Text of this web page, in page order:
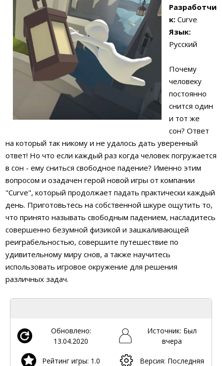
Разработчи
к: Curve
Язык:
Русский
Почему
человеку
постоянно
снится один
и тот же
сон? Ответ
на который так никому и не удалось дать уверенный
ответ! Но что если каждый раз когда человек погружается
в сон - ему сниться свободное падение? Именно этим
вопросом и озадачен герой новой игры от компании
"Curve", который продолжает падать практически каждый
день. Приготовьтесь на собственной шкуре ощутить то,
что принято называть свободным падением, насладитесь
совершенно безумной физикой и зашкаливающей
реиграбельностью, совершите путешествие по
удивительному миру снов, а также научитесь
использовать игровое окружение для решения
различных задач.
Обновлено:
13.04.2020
Источник: Был
вчера
Рейтинг игры: 1.0 Версия: Последняя